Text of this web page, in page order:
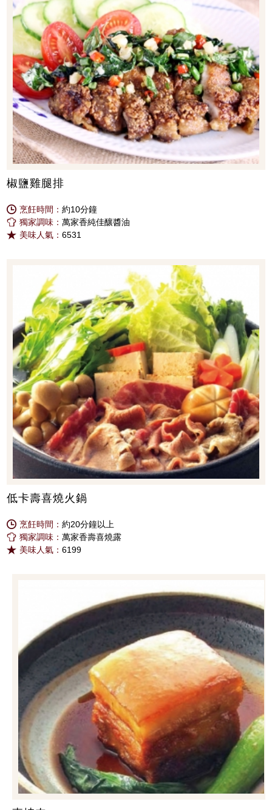
椒鹽雞腿排
烹飪時間：約10分鐘
獨家調味：萬家香純佳釀醬油
美味人氣：6531
低卡壽喜燒火鍋
烹飪時間：約20分鐘以上
獨家調味：萬家香壽喜燒露
美味人氣：6199